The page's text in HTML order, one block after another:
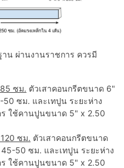
น ผ่านงานราชการ ควรมี
ซม. ตัวเสาคอนกรีตขนาด 6"
ซม. และเทปูน ระยะห่าง
ร ใช้คานปูนขนาด 5" x 2.50
ซม. ตัวเสาคอนกรีตขนาด
50 ซม. และเทปูน ระยะห่าง
ร ใช้คานปูนขนาด 5" x 2.50